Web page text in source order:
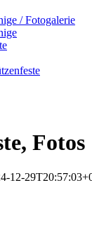
/ Fotogalerie
Fotos
12-